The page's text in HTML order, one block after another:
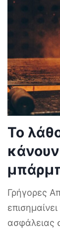
Το
Γρήγορες
ασφάλειας